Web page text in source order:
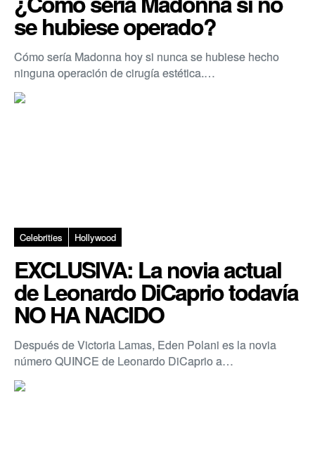
se hubiese operado?
Cómo sería Madonna hoy si nunca se hubiese hecho
ninguna operación de cirugía estética.…
Celebrities Hollywood
EXCLUSIVA: La novia actual
de Leonardo DiCaprio todavía
NO HA NACIDO
Después de Victoria Lamas, Eden Polani es la novia
número QUINCE de Leonardo DiCaprio a…